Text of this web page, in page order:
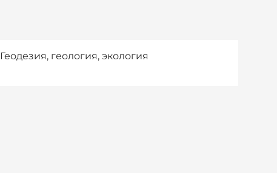
Геодезия, геология, экология